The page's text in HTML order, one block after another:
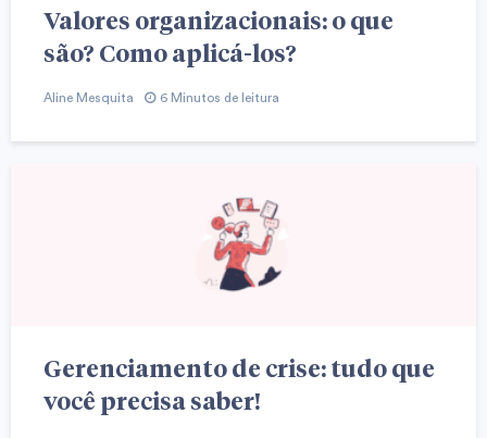
Valores organizacionais: o que
são? Como aplicá-los?
Aline Mesquita 6 Minutos de leitura
Gerenciamento de crise: tudo que
você precisa saber!